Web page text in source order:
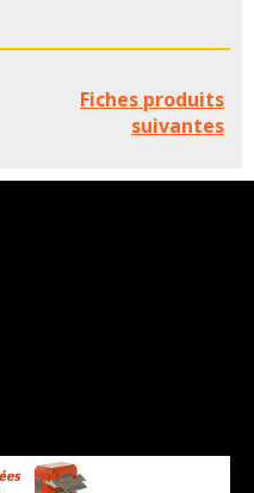
Fiches produits
suivantes